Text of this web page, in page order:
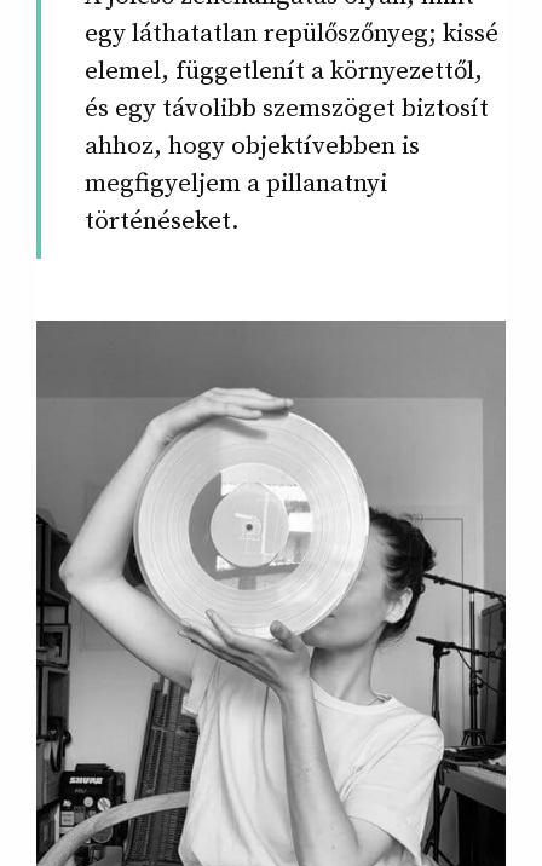
egy láthatatlan repülőszőnyeg; kissé
elemel, függetlenít a környezettől,
és egy távolibb szemszöget biztosít
ahhoz, hogy objektívebben is
megfigyeljem a pillanatnyi
történéseket.